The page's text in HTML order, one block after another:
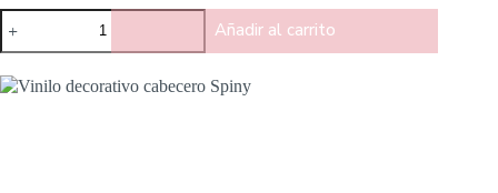
Añadir al carrito